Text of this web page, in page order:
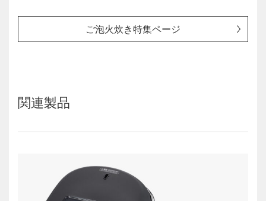
ご泡火炊き特集ページ
関連製品